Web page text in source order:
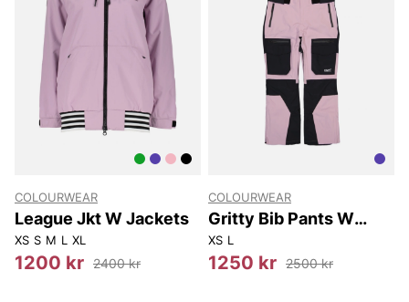
COLOURWEAR
League Jkt W Jackets
XS S M L XL
1200 kr 2400 kr
COLOURWEAR
Gritty Bib Pants W
Pants
XS L
1250 kr 2500 kr